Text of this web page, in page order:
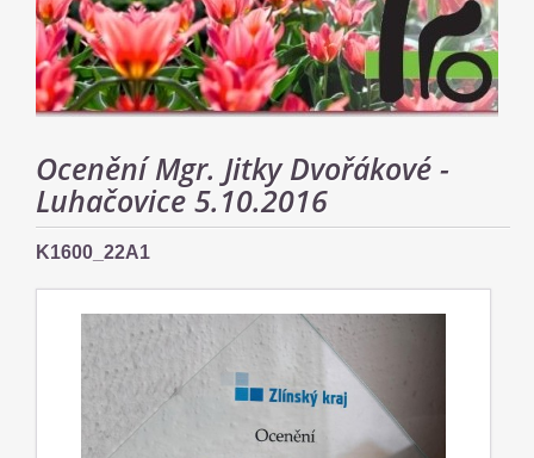
Ocenění Mgr. Jitky Dvořákové -
Luhačovice 5.10.2016
K1600_22A1